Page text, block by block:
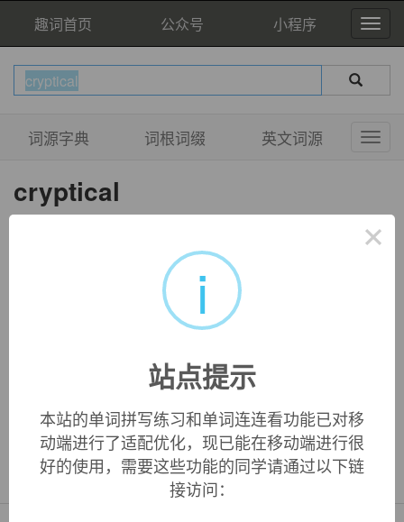
趣词首页 公众号 小程序
词源字典 词根词缀 英文词源
cryptical
神秘的；隐藏的；含义模糊的
« 1/ 3 »
×
i
站点提示
本站的单词拼写练习和单词连连看功能已对移
动端进行了适配优化，现已能在移动端进行很
好的使用，需要这些功能的同学请通过以下链
接访问：